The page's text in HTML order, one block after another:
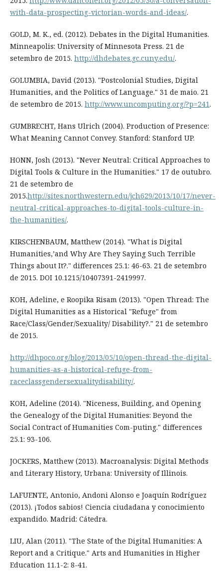
with-data-prospecting-victorian-words-and-ideas/.
GOLD, M. K., ed. (2012). Debates in the Digital Humanities.
Minneapolis: University of Minnesota Press. 21 de
setembro de 2015. http://dhdebates.gc.cuny.edu/.
GOLUMBIA, David (2013). "Postcolonial Studies, Digital
Humanities, and the Politics of Language." 31 de maio. 21
de setembro de 2015. http://www.uncomputing.org/?p=241.
GUMBRECHT, Hans Ulrich (2004). Production of Presence:
What Meaning Cannot Convey. Stanford: Stanford UP.
HONN, Josh (2013). "Never Neutral: Critical Approaches to
Digital Tools & Culture in the Humanities." 17 de outubro.
21 de setembro de
2015.http://sites.northwestern.edu/jch629/2013/10/17/never-
neutral-critical-approaches-to-digital-tools-culture-in-
the-humanities/.
KIRSCHENBAUM, Matthew (2014). "What is Digital
Humanities,’and Why Are They Saying Such Terrible
Things about It?." differences 25.1: 46-63. 21 de setembro
de 2015. DOI 10.1215/10407391-2419997.
KOH, Adeline, e Roopika Risam (2013). "Open Thread: The
Digital Humanities as a Historical "Refuge" from
Race/Class/Gender/Sexuality/ Disability?." 21 de setembro
de 2015.
http://dhpoco.org/blog/2013/05/10/open-thread-the-digital-
humanities-as-a-historical-refuge-from-
raceclassgendersexualitydisability/.
KOH, Adeline (2014). "Niceness, Building, and Opening
the Genealogy of the Digital Humanities: Beyond the
Social Contract of Humanities Com-puting." differences
25.1: 93-106.
JOCKERS, Matthew (2013). Macroanalysis: Digital Methods
and Literary History, Urbana: University of Illinois.
LAFUENTE, Antonio, Andoni Alonso e Joaquín Rodríguez
(2013). ¡Todos sabios! Ciencia ciudadana y conocimiento
expandido. Madrid: Cátedra.
LIU, Alan (2011). "The State of the Digital Humanities: A
Report and a Critique." Arts and Humanities in Higher
Education 11.1-2: 8-41.